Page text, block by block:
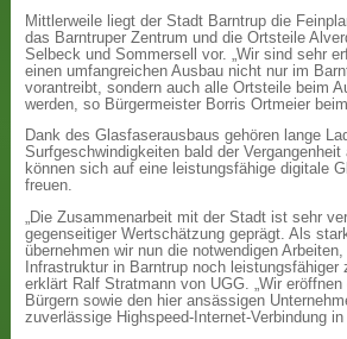
Mittlerweile liegt der Stadt Barntrup die
das Barntruper Zentrum und die Ortsteile
Selbeck und Sommersell vor. „Wir sind sehr
einen umfangreichen Ausbau nicht nur im
vorantreibt, sondern auch alle Ortsteile beim
werden, so Bürgermeister Borris Ortmeier
Dank des Glasfaserausbaus gehören lange
Surfgeschwindigkeiten bald der
können sich auf eine leistungsfähige digitale
freuen.
„Die Zusammenarbeit mit der Stadt ist sehr
gegenseitiger Wertschätzung geprägt. Als
übernehmen wir nun die notwendigen
Infrastruktur in Barntrup noch leistungsfähiger
erklärt Ralf Stratmann von UGG. „Wir eröffnen
Bürgern sowie den hier ansässigen
zuverlässige Highspeed-Internet-Verbindung